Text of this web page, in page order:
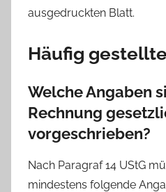
ausgedruckten Blatt.
Häufig
Welche Angaben
Rechnung
vorgeschrieben?
Nach Paragraf 14 UStG
mindestens folgende